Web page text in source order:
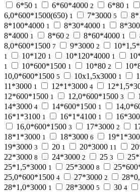
6*50 1 6*60*4000 2 6*80 1
6,0*600*1500(650) 1 7*3000 5
8*100*4000 1 8*30*4000 1
8*4000 1 8*60 2 8*60*4000 1
8,0*600*1500 7 9*3000 2
1 10*120 1 10*120*4000 1
1 10*600*1500 1 10*80 2
10,0*600*1500 5 10х1,5х3000 1
11*3000 1 12*1*3000 4
12*600*1500 1 12,0*600*1500 3
14*3000 4 14*600*1500 1
16*1*3100 1 16*1*4100 1
16,0*600*1500 3 17*3000 2
18*1*3000 1 18*3000 6
19*3000 3 20 1 20*3000 11
22*3000 8 24*3000 2 25 3
25*1,5*3000 1 25*3000 8
25,0*600*1500 4 27*3000 2
28*1,0*3000 1 28*3000 5 30 4